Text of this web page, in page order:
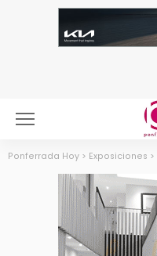
Ponferrada Hoy > Exposiciones >